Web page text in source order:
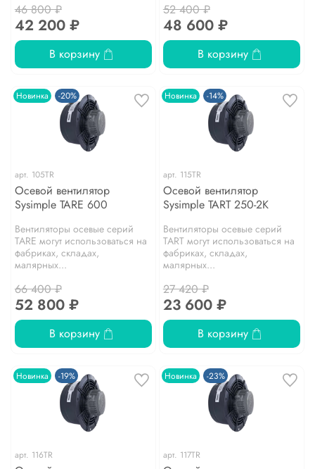
46 800 ₽
42 200 ₽
В корзину
52 400 ₽
48 600 ₽
В корзину
Новинка -20%
арт. 105TR
Осевой вентилятор
Sysimple TARE 600
Вентиляторы осевые серий
TARE могут использоваться на
фабриках, складах,
малярных...
66 400 ₽
52 800 ₽
В корзину
Новинка -14%
арт. 115TR
Осевой вентилятор
Sysimple TART 250-2K
Вентиляторы осевые серий
TART могут использоваться на
фабриках, складах,
малярных...
27 420 ₽
23 600 ₽
В корзину
Новинка -19%
арт. 116TR
Новинка -23%
арт. 117TR